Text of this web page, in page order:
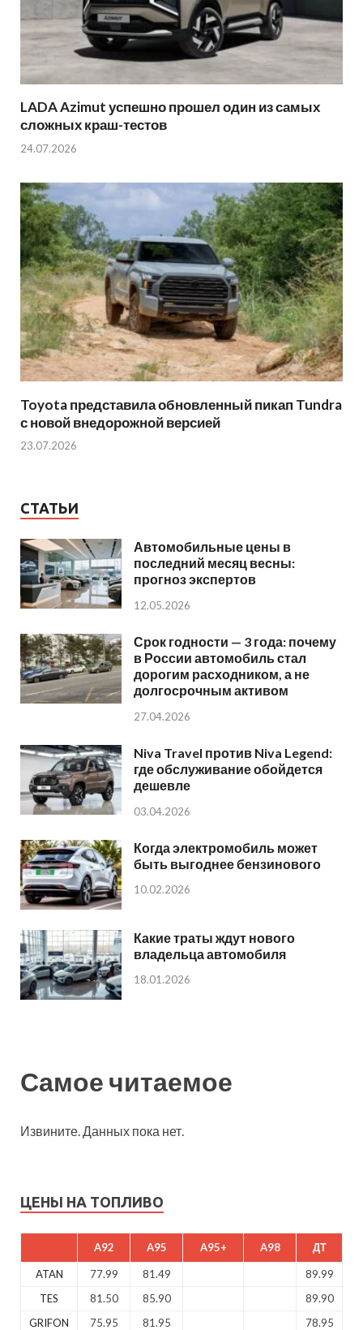
LADA Azimut успешно прошел один из самых
сложных краш-тестов
24.07.2026
Toyota представила обновленный пикап Tundra
с новой внедорожной версией
23.07.2026
СТАТЬИ
Автомобильные цены в
последний месяц весны:
прогноз экспертов
12.05.2026
Срок годности — 3 года: почему
в России автомобиль стал
дорогим расходником, а не
долгосрочным активом
27.04.2026
Niva Travel против Niva Legend:
где обслуживание обойдется
дешевле
03.04.2026
Когда электромобиль может
быть выгоднее бензинового
10.02.2026
Какие траты ждут нового
владельца автомобиля
18.01.2026
Самое читаемое
Извините. Данных пока нет.
ЦЕНЫ НА ТОПЛИВО
A92 A95 A95+ A98 ДТ
ATAN 77.99 81.49
89.99
TES
81.50 85.90
89.90
GRIFON
75.95 81.95 78.95